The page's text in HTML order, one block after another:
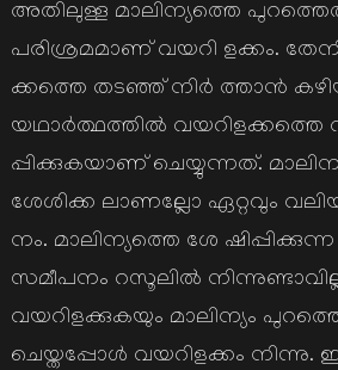
അതിലുള്ള മാലിന്യത്തെ
പരിശ്രമമാണ് വയറി ളക്കം.
ക്കത്തെ തടഞ്ഞ് നിര്‍ ത്താന്‍
യഥാര്‍ത്ഥത്തില്‍ വയറിളക്കത്തെ
പ്പിക്കുകയാണ് ചെയ്യുന്നത്.
ശേശിക്ക ലാണല്ലോ ഏറ്റവും
നം. മാലിന്യത്തെ ശേ
സമീപനം റസൂലില്‍
വയറിളക്കുകയും മാലിന്യം
ചെയ്തപ്പോള്‍ വയറിളക്കം നിന്നു.